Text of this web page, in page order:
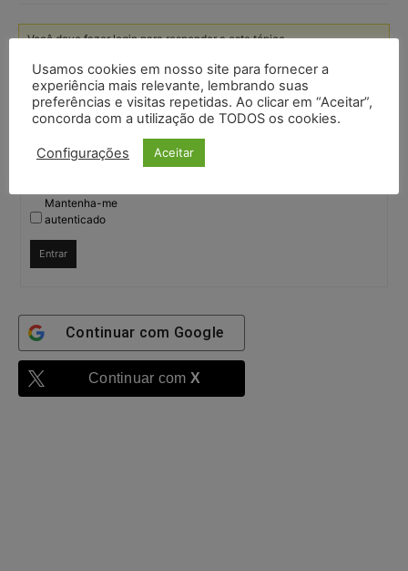
Você deve fazer login para responder a este tópico.
Nome de usuário:
Mantenha-me
autenticado
Entrar
Continuar com Google
Continuar com X
Usamos cookies em nosso site para fornecer a
experiência mais relevante, lembrando suas
preferências e visitas repetidas. Ao clicar em “Aceitar”,
concorda com a utilização de TODOS os cookies.
Configurações Aceitar